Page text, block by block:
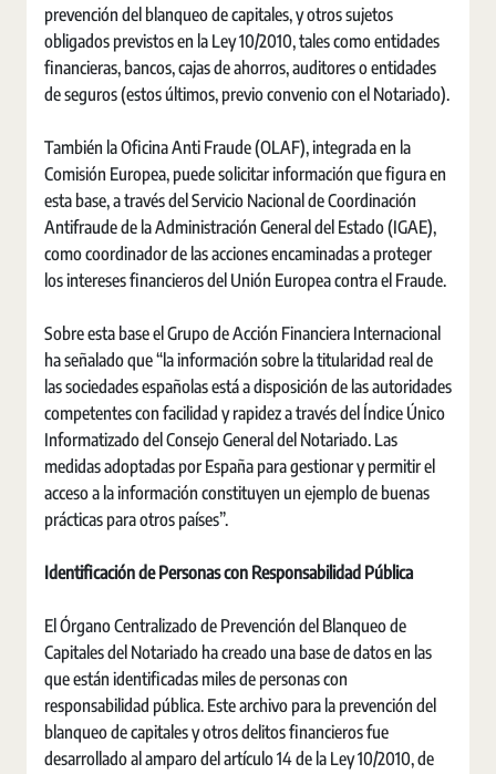
prevención del blanqueo de capitales, y otros sujetos
obligados previstos en la Ley 10/2010, tales como entidades
financieras, bancos, cajas de ahorros, auditores o entidades
de seguros (estos últimos, previo convenio con el Notariado).
También la Oficina Anti Fraude (OLAF), integrada en la
Comisión Europea, puede solicitar información que figura en
esta base, a través del Servicio Nacional de Coordinación
Antifraude de la Administración General del Estado (IGAE),
como coordinador de las acciones encaminadas a proteger
los intereses financieros del Unión Europea contra el Fraude.
Sobre esta base el Grupo de Acción Financiera Internacional
ha señalado que “la información sobre la titularidad real de
las sociedades españolas está a disposición de las autoridades
competentes con facilidad y rapidez a través del Índice Único
Informatizado del Consejo General del Notariado. Las
medidas adoptadas por España para gestionar y permitir el
acceso a la información constituyen un ejemplo de buenas
prácticas para otros países”.
Identificación de Personas con Responsabilidad Pública
El Órgano Centralizado de Prevención del Blanqueo de
Capitales del Notariado ha creado una base de datos en las
que están identificadas miles de personas con
responsabilidad pública. Este archivo para la prevención del
blanqueo de capitales y otros delitos financieros fue
desarrollado al amparo del artículo 14 de la Ley 10/2010, de